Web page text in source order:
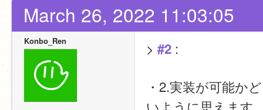
March 26, 2022 11:03:05
Konbo_Ren > #2 :
・2.実装が可能か
いように思えます